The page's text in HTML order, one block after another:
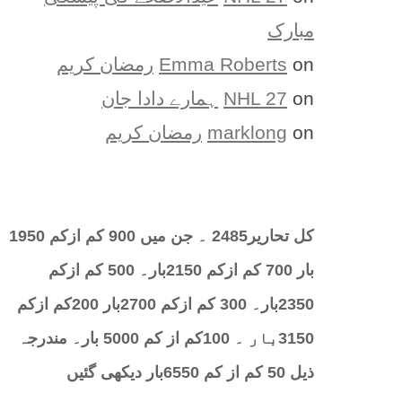
مبارک
Emma Roberts on
رمضان کریم
NHL 27 on
ہمارے دادا جان
marklong on رمضان کریم
کل تحارير2485 ۔ جن میں 900 کم ازکم 1950
بار 700 کم ازکم 2150بار۔ 500 کم ازکم
2350بار۔ 300 کم ازکم 2700بار 200کم ازکم
3150بار ۔ 100کم از کم 5000 بار۔ مندرجہ
ذیل 50 کم از کم 6550بار دیکھی گئیں